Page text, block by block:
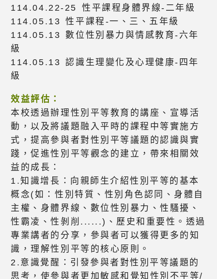
114.04.22-25 性平課程身體界線-二年級
114.05.13 性平課程-一、三、五年級
114.05.13 數位性別暴力與情感教育-六年
級
114.05.13 認識生理變化及心理健康-四年
級
效益評估：
本校透過辦理性別平等教育的講座、宣導活
動，以及將議題融入平時的課程中等實施方
式，提高參與者對性別平等議題的認識與實
踐，促進性別平等觀念的建立，帶來相關效
益的成長：
1.知識增長：向親師生介紹性別平等的基本
概念(如：性別特質、性別角色認同、身體自
主權、身體界線、數位性別暴力、性騷擾、
性霸凌、性剝削......)、歷史和重要性。透過
專業講者的分享，參與者可以獲得更多的知
識，理解性別平等的核心原則。
2.意識覺醒：引發參與者對性別平等議題的
思考，使參與者更加敏感和覺知性別不平等/